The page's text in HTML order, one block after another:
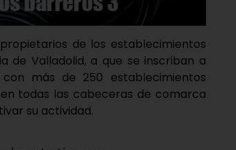
de los establecimientos
de Valladolid, a que se inscriban a
más de 250 establecimientos
todas las cabeceras de comarca
su actividad.